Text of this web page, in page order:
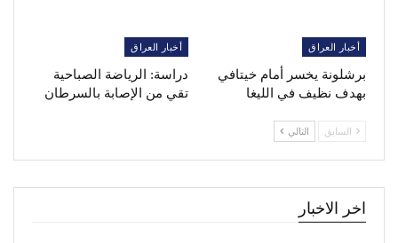
أخبار العراق
برشلونة يخسر أمام خيتافي
بهدف نظيف في الليغا
أخبار العراق
دراسة: الرياضة الصباحية
تقي من الإصابة بالسرطان
السابق التالي
اخر الاخبار